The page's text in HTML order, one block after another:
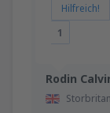
Rodin
Hilfreich!
1